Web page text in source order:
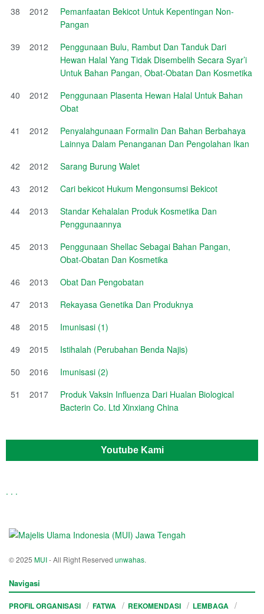
38
2012
Pemanfaatan Bekicot Untuk Kepentingan Non-
Pangan
39
2012
Penggunaan Bulu, Rambut Dan Tanduk Dari
Hewan Halal Yang Tidak Disembelih Secara Syar’i
Untuk Bahan Pangan, Obat-Obatan Dan Kosmetika
40
2012
Penggunaan Plasenta Hewan Halal Untuk Bahan
Obat
41
2012
Penyalahgunaan Formalin Dan Bahan Berbahaya
Lainnya Dalam Penanganan Dan Pengolahan Ikan
42
2012
Sarang Burung Walet
43
2012
Cari bekicot Hukum Mengonsumsi Bekicot
44
2013
Standar Kehalalan Produk Kosmetika Dan
Penggunaannya
45
2013
Penggunaan Shellac Sebagai Bahan Pangan,
Obat-Obatan Dan Kosmetika
46
2013
Obat Dan Pengobatan
47
2013
Rekayasa Genetika Dan Produknya
48
2015
Imunisasi (1)
49
2015
Istihalah (Perubahan Benda Najis)
50
2016
Imunisasi (2)
51
2017
Produk Vaksin Influenza Dari Hualan Biological
Bacterin Co. Ltd Xinxiang China
Youtube Kami
. . .
© 2025 MUI- All Right Reserved unwahas.
Navigasi
PROFIL ORGANISASI FATWA REKOMENDASI
LEMBAGA